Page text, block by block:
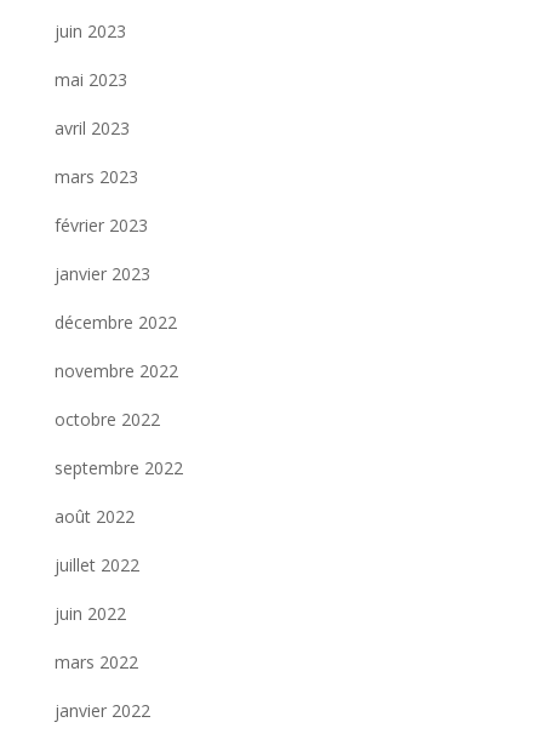
juin 2023
mai 2023
avril 2023
mars 2023
février 2023
janvier 2023
décembre 2022
novembre 2022
octobre 2022
septembre 2022
août 2022
juillet 2022
juin 2022
mars 2022
janvier 2022